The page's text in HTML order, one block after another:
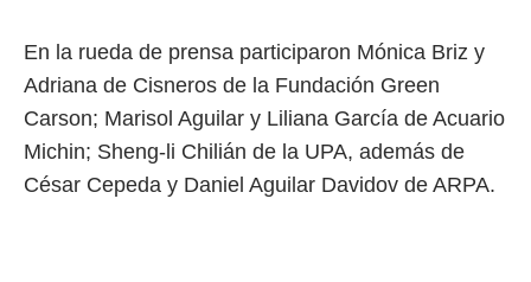
En la rueda de prensa participaron Mónica Briz y
Adriana de Cisneros de la Fundación Green
Carson; Marisol Aguilar y Liliana García de Acuario
Michin; Sheng-li Chilián de la UPA, además de
César Cepeda y Daniel Aguilar Davidov de ARPA.